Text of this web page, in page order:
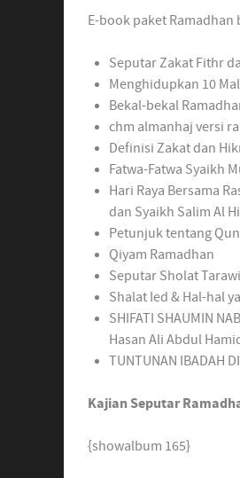
E-book paket Ramadhan
Seputar Zakat Fithr
Menghidupkan 10
Bekal-bekal
chm almanhaj versi
Definisi Zakat dan
Fatwa-Fatwa Syaikh
Hari Raya Bersama
dan Syaikh Salim Al
Petunjuk tentang
Qiyam Ramadhan
Seputar Sholat
Shalat Ied & Hal-hal
SHIFATI SHAUMIN
Hasan Ali Abdul
TUNTUNAN IBADAH
Kajian Seputar
{showalbum 165}